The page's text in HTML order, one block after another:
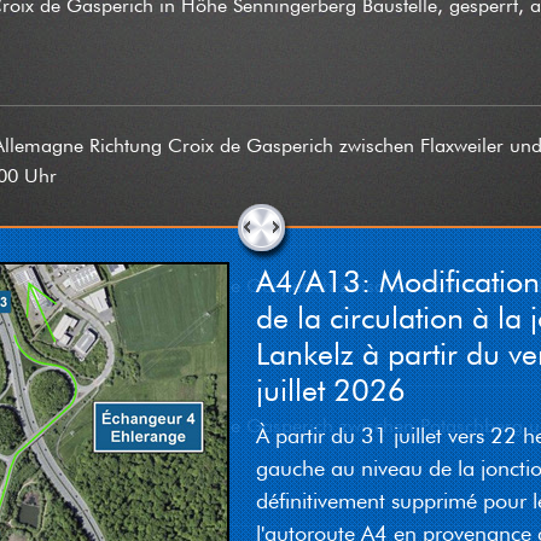
de Gasperich in Höhe Senningerberg Baustelle,
Richtung Croix de Gasperich zwischen Flaxweiler
Uhr
Richtung Croix de Gasperich zwischen Flaxweiler
Uhr
Richtung Croix de Gasperich zwischen Potaschberg
Uhr
A4/A13:
de la circulation à la
Lankelz à partir du
juillet 2026
À partir du 31 juillet vers 22
gauche au niveau de la
définitivement supprimé pour
l'autoroute A4 en provenance